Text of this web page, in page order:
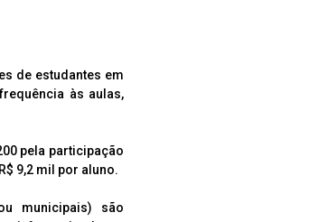
de estudantes em
às aulas,
pela participação
9,2 mil por aluno.
municipais) são